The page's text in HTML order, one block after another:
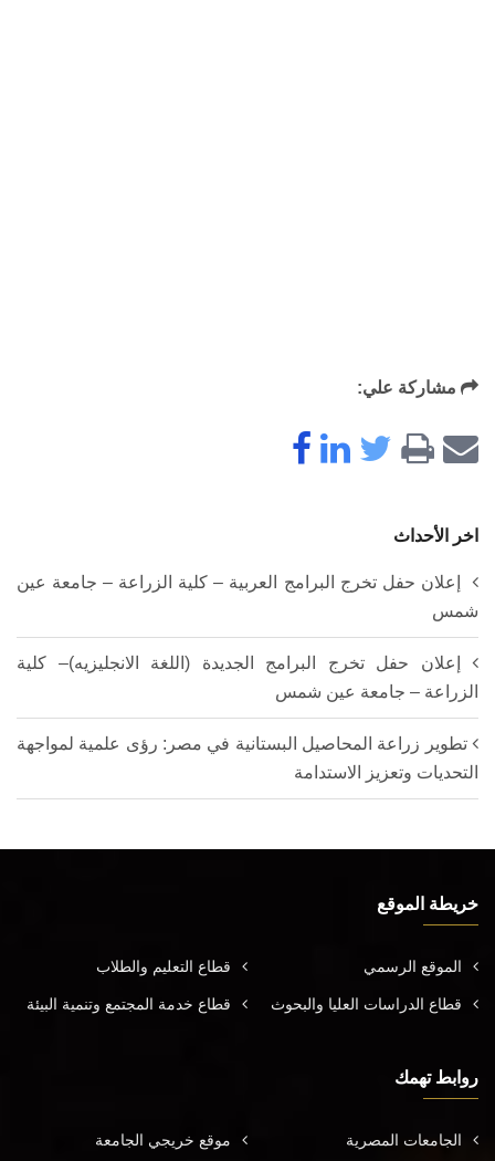
مشاركة علي:
اخر الأحداث
إعلان حفل تخرج البرامج العربية – كلية الزراعة – جامعة عين
شمس
إعلان حفل تخرج البرامج الجديدة (اللغة الانجليزيه)– كلية
الزراعة – جامعة عين شمس
تطوير زراعة المحاصيل البستانية في مصر: رؤى علمية لمواجهة
التحديات وتعزيز الاستدامة
خريطة الموقع
الموقع الرسمي قطاع التعليم والطلاب
قطاع الدراسات العليا والبحوث قطاع خدمة المجتمع وتنمية البيئة
روابط تهمك
الجامعات المصرية موقع خريجي الجامعة